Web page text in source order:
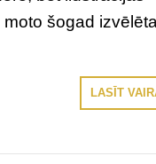
šogad izvēlēta
LASĪT